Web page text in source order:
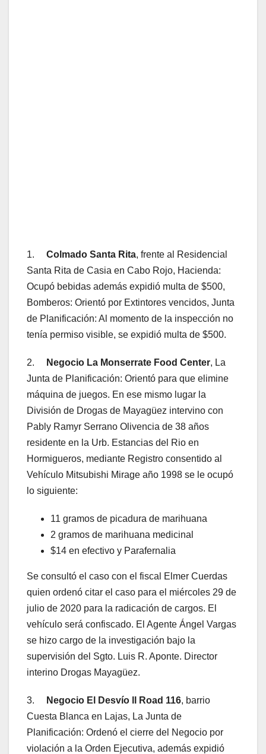
1. Colmado Santa Rita, frente al Residencial
Santa Rita de Casia en Cabo Rojo, Hacienda:
Ocupó bebidas además expidió multa de $500,
Bomberos: Orientó por Extintores vencidos, Junta
de Planificación: Al momento de la inspección no
tenía permiso visible, se expidió multa de $500.
2. Negocio La Monserrate Food Center, La
Junta de Planificación: Orientó para que elimine
máquina de juegos. En ese mismo lugar la
División de Drogas de Mayagüez intervino con
Pably Ramyr Serrano Olivencia de 38 años
residente en la Urb. Estancias del Rio en
Hormigueros, mediante Registro consentido al
Vehículo Mitsubishi Mirage año 1998 se le ocupó
lo siguiente:
11 gramos de picadura de marihuana
2 gramos de marihuana medicinal
$14 en efectivo y Parafernalia
Se consultó el caso con el fiscal Elmer Cuerdas
quien ordenó citar el caso para el miércoles 29 de
julio de 2020 para la radicación de cargos. El
vehículo será confiscado. El Agente Ángel Vargas
se hizo cargo de la investigación bajo la
supervisión del Sgto. Luis R. Aponte. Director
interino Drogas Mayagüez.
3. Negocio El Desvío ll Road 116, barrio
Cuesta Blanca en Lajas, La Junta de
Planificación: Ordenó el cierre del Negocio por
violación a la Orden Ejecutiva, además expidió